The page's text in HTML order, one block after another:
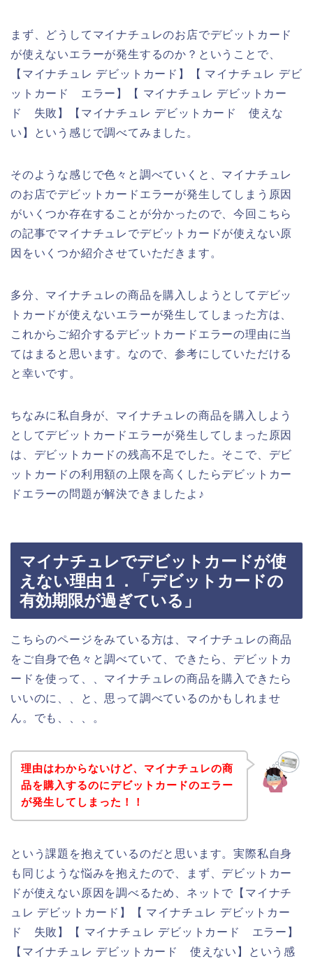
まず、どうしてマイナチュレのお店でデビットカード
が使えないエラーが発生するのか？ということで、
【マイナチュレ デビットカード】【 マイナチュレ デビ
ットカード エラー】【 マイナチュレ デビットカー
ド 失敗】【マイナチュレ デビットカード 使えな
い】という感じで調べてみました。
そのような感じで色々と調べていくと、マイナチュレ
のお店でデビットカードエラーが発生してしまう原因
がいくつか存在することが分かったので、今回こちら
の記事でマイナチュレでデビットカードが使えない原
因をいくつか紹介させていただきます。
多分、マイナチュレの商品を購入しようとしてデビッ
トカードが使えないエラーが発生してしまった方は、
これからご紹介するデビットカードエラーの理由に当
てはまると思います。なので、参考にしていただける
と幸いです。
ちなみに私自身が、マイナチュレの商品を購入しよう
としてデビットカードエラーが発生してしまった原因
は、デビットカードの残高不足でした。そこで、デビ
ットカードの利用額の上限を高くしたらデビットカー
ドエラーの問題が解決できましたよ♪
マイナチュレでデビットカードが使
えない理由１．「デビットカードの
有効期限が過ぎている」
こちらのページをみている方は、マイナチュレの商品
をご自身で色々と調べていて、できたら、デビットカ
ードを使って、、マイナチュレの商品を購入できたら
いいのに、、と、思って調べているのかもしれませ
ん。でも、、、。
理由はわからないけど、マイナチュレの商
品を購入するのにデビットカードのエラー
が発生してしまった！！
という課題を抱えているのだと思います。実際私自身
も同じような悩みを抱えたので、まず、デビットカー
ドが使えない原因を調べるため、ネットで【マイナチ
ュレ デビットカード】【 マイナチュレ デビットカー
ド 失敗】【 マイナチュレ デビットカード エラー】
【マイナチュレ デビットカード 使えない】という感